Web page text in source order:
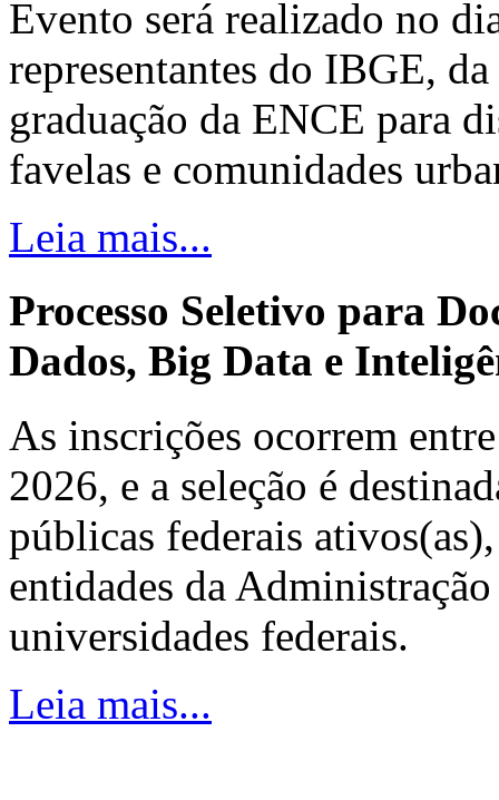
Evento será realizado no
representantes do IBGE,
graduação da ENCE para
favelas e comunidades
Leia mais...
Processo Seletivo para
Dados, Big Data e
As inscrições ocorrem
2026, e a seleção é
públicas federais
entidades da
universidades federais.
Leia mais...